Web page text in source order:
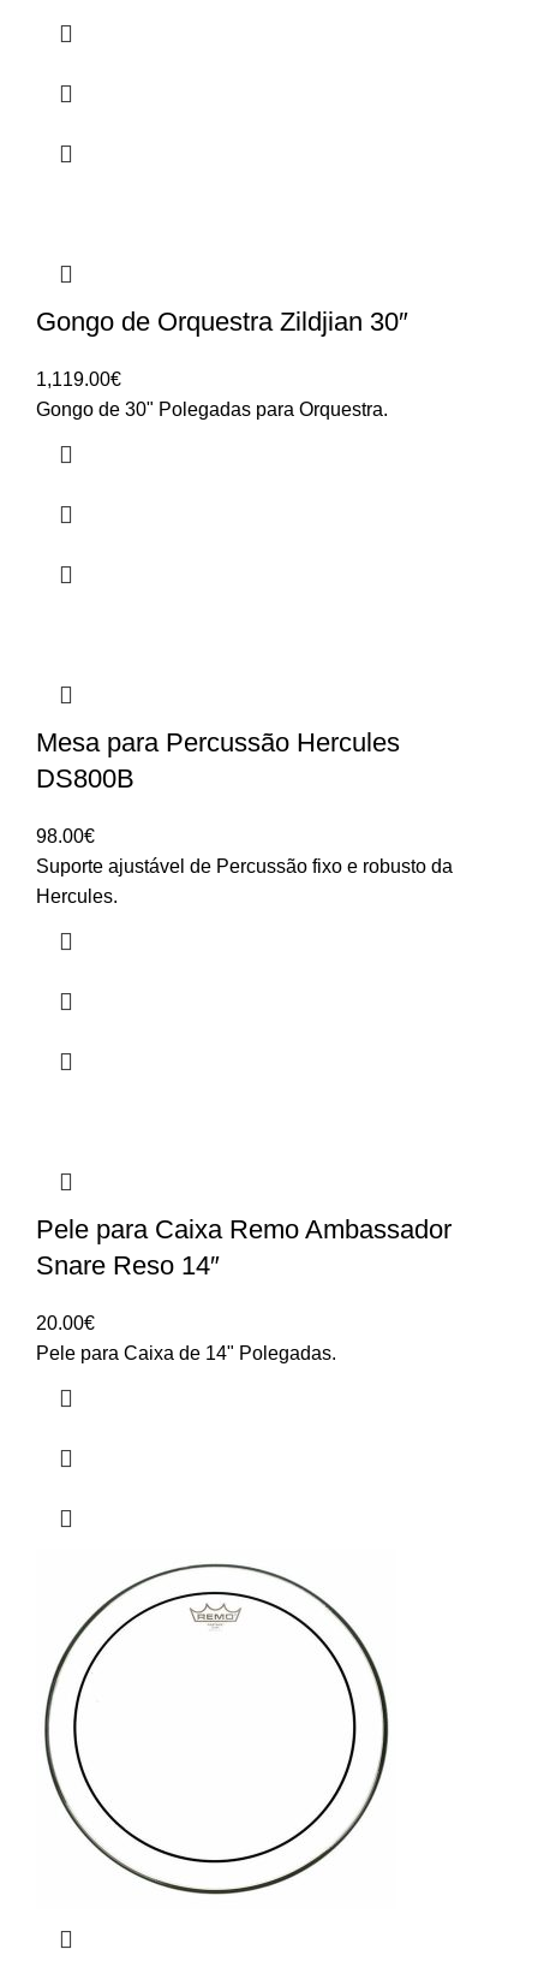
Gongo de Orquestra Zildjian 30″
1,119.00€
Gongo de 30" Polegadas para Orquestra.
Mesa para Percussão Hercules
DS800B
98.00€
Suporte ajustável de Percussão fixo e robusto da
Hercules.
Pele para Caixa Remo Ambassador
Snare Reso 14″
20.00€
Pele para Caixa de 14" Polegadas.